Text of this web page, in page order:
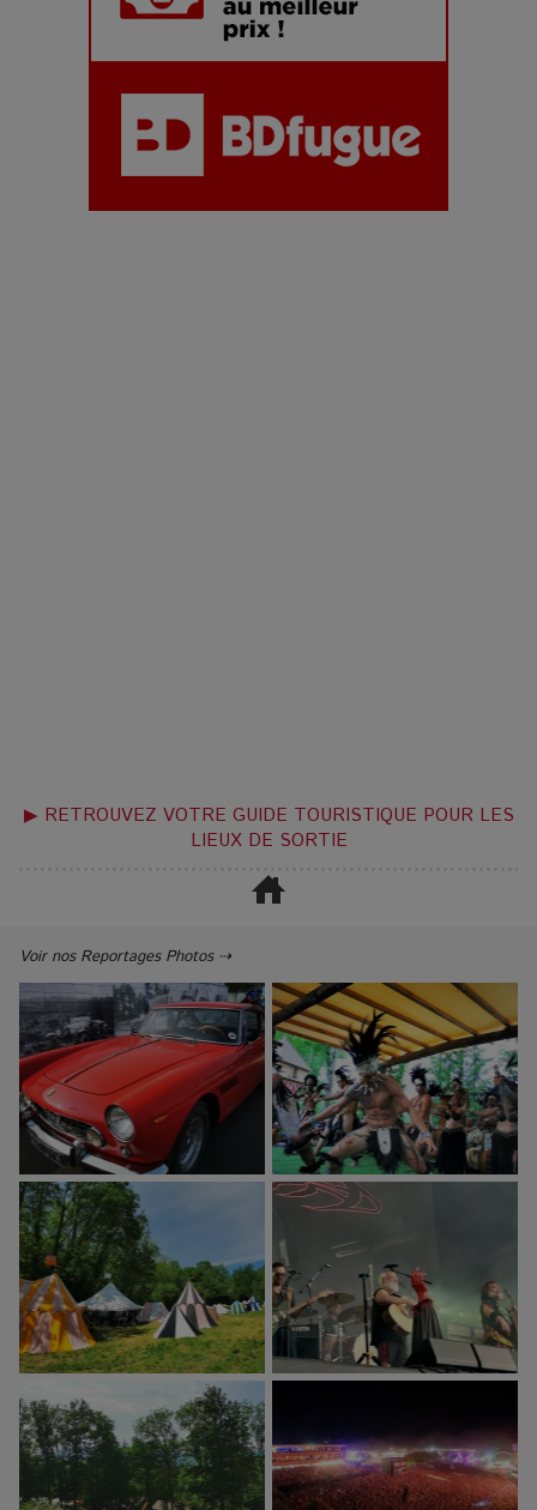
▶ RETROUVEZ VOTRE GUIDE TOURISTIQUE POUR LES
LIEUX DE SORTIE
Voir nos Reportages Photos ⇢